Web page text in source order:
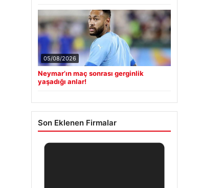
05/08/2026
Neymar’ın maç sonrası gerginlik
yaşadığı anlar!
Son Eklenen Firmalar